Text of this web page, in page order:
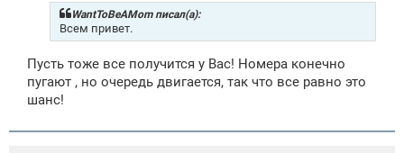
е
WantToBeAMom писал(а):
Всем привет.
Пусть тоже все получится у Вас! Номера конечно
пугают , но очередь двигается, так что все равно это
шанс!